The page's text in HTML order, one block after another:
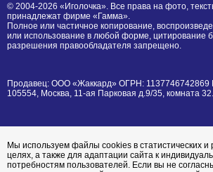
© 2004-2026 «Иголочка». Все права на фото,
принадлежат фирме «Гамма».
Полное или частичное копирование,
или использование в любой форме, цитирование
разрешения правообладателя запрещено.
Продавец: ООО «Жаккард» ОГРН: 1137746742869
105554, Москва, 11-ая Парковая д.9/35, комната
Мы используем файлы cookies в статистических и
целях, а также для адаптации сайта к
потребностям пользователей. Если вы не